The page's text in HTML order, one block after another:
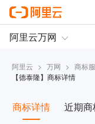
阿里云 > 万网 > 商标
【德泰隆】商标详情
商标详情 近期